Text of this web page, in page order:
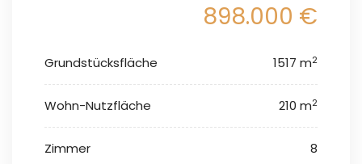
898.000 €
Grundstücksfläche 1517 m2
Wohn-Nutzfläche 210 m2
Zimmer 8